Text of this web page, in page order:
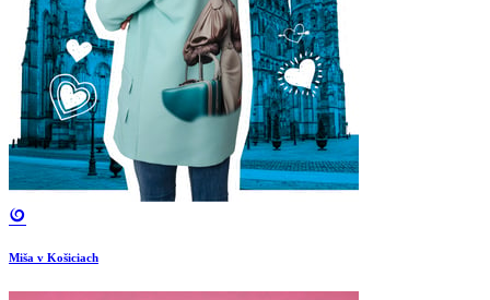
Miša v Košiciach